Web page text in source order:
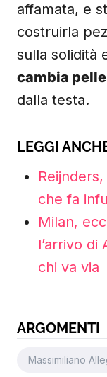
affamata, e
costruirla
sulla solidità
cambia pelle
dalla testa.
LEGGI
che fa
Milan,
l’arrivo di
chi va via
ARGOMENTI
Massimiliano